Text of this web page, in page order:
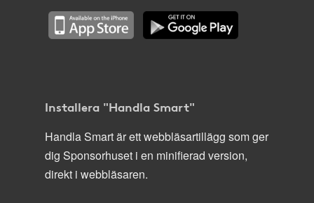
Installera "Handla Smart"
Handla Smart är ett webbläsartillägg som ger
dig Sponsorhuset i en minifierad version,
direkt i webbläsaren.